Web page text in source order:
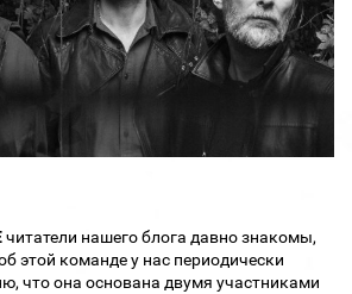
читатели нашего блога давно знакомы,
этой команде у нас периодически
что она основана двумя участниками